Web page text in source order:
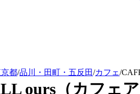
都/品川・田町・五反田/カフェ/
ours（カフェ